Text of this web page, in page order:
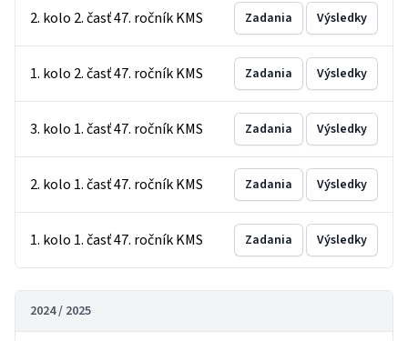
2. kolo 2. časť 47. ročník KMS Zadania Výsledky
1. kolo 2. časť 47. ročník KMS Zadania Výsledky
3. kolo 1. časť 47. ročník KMS Zadania Výsledky
2. kolo 1. časť 47. ročník KMS Zadania Výsledky
1. kolo 1. časť 47. ročník KMS Zadania Výsledky
2024 / 2025